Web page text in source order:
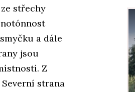
střechy
a dále
jsou
Z
strana